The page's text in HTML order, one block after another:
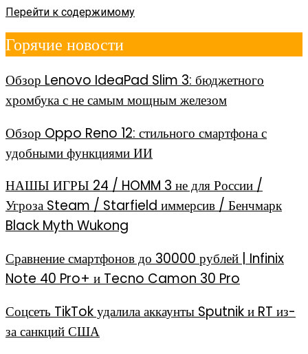
Перейти к содержимому
Горячие новости
Обзор Lenovo IdeaPad Slim 3: бюджетного
хромбука с не самым мощным железом
Обзор Oppo Reno 12: стильного смартфона с
удобными функциями ИИ
НАШЫ ИГРЫ 24 / HOMM 3 не для России /
Угроза Steam / Starfield иммерсив / Бенчмарк
Black Myth Wukong
Сравнение смартфонов до 30000 рублей | Infinix
Note 40 Pro+ и Tecno Camon 30 Pro
Соцсеть TikTok удалила аккаунты Sputnik и RT из-
за санкций США